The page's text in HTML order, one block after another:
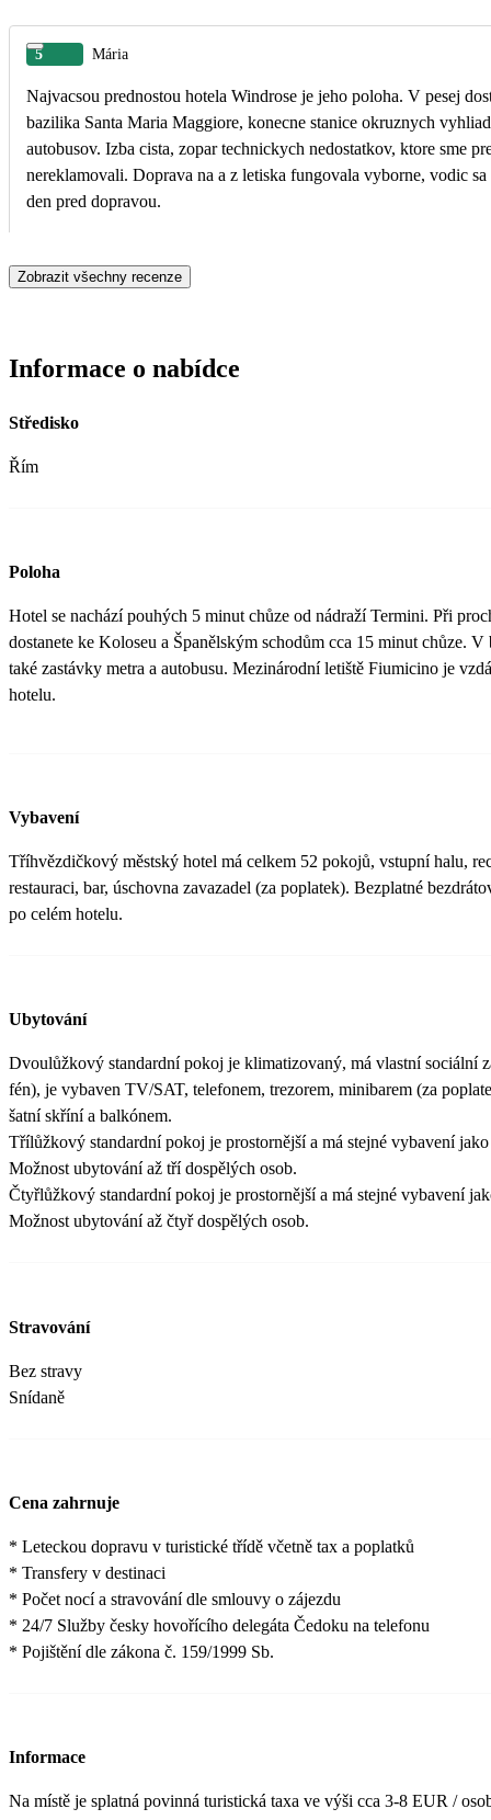
5 Mária
Najvacsou prednostou hotela Windrose je jeho poloha. V pesej
bazilika Santa Maria Maggiore, konecne stanice okruznych
autobusov. Izba cista, zopar technickych nedostatkov, ktore sme
nereklamovali. Doprava na a z letiska fungovala vyborne, vodic sa s nami spojil
den pred dopravou.
Zobrazit všechny recenze
Informace o nabídce
Středisko
Řím
Poloha
Hotel se nachází pouhých 5 minut chůze od nádraží Termini. Při
dostanete ke Koloseu a Španělským schodům cca 15 minut chůze.
také zastávky metra a autobusu. Mezinárodní letiště Fiumicino je
hotelu.
Vybavení
Tříhvězdičkový městský hotel má celkem 52 pokojů, vstupní halu,
restauraci, bar, úschovna zavazadel (za poplatek). Bezplatné
po celém hotelu.
Ubytování
Dvoulůžkový standardní pokoj je klimatizovaný, má vlastní sociální
fén), je vybaven TV/SAT, telefonem, trezorem, minibarem (za
šatní skříní a balkónem.
Třílůžkový standardní pokoj je prostornější a má stejné vybavení
Možnost ubytování až tří dospělých osob.
Čtyřlůžkový standardní pokoj je prostornější a má stejné vybavení
Možnost ubytování až čtyř dospělých osob.
Stravování
Bez stravy
Snídaně
Cena zahrnuje
* Leteckou dopravu v turistické třídě včetně tax a poplatků
* Transfery v destinaci
* Počet nocí a stravování dle smlouvy o zájezdu
* 24/7 Služby česky hovořícího delegáta Čedoku na telefonu
* Pojištění dle zákona č. 159/1999 Sb.
Informace
Na místě je splatná povinná turistická taxa ve výši cca 3-8 EUR /